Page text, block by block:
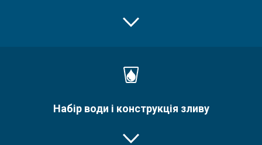
Набір води і конструкція зливу